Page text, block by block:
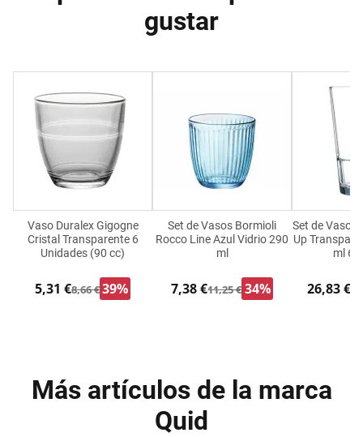
gustar
Vaso Duralex Gigogne
Cristal Transparente 6
Unidades (90 cc)
5,31 €8,66 €39%
Set de Vasos Bormioli
Rocco Line Azul Vidrio 290
ml
7,38 €11,25 € 34%
Set de Vasos
Up
ml 6
26,83 €
Más artículos de la marca
Quid